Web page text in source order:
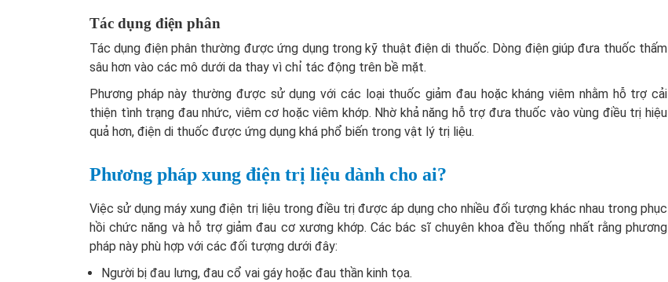
Tác dụng điện phân
Tác dụng điện phân thường được ứng dụng trong kỹ thuật điện di thuốc. Dòng điện giúp đưa thuốc thấm
sâu hơn vào các mô dưới da thay vì chỉ tác động trên bề mặt.
Phương pháp này thường được sử dụng với các loại thuốc giảm đau hoặc kháng viêm nhằm hỗ trợ cải
thiện tình trạng đau nhức, viêm cơ hoặc viêm khớp. Nhờ khả năng hỗ trợ đưa thuốc vào vùng điều trị hiệu
quả hơn, điện di thuốc được ứng dụng khá phổ biến trong vật lý trị liệu.
Phương pháp xung điện trị liệu dành cho ai?
Việc sử dụng máy xung điện trị liệu trong điều trị được áp dụng cho nhiều đối tượng khác nhau trong phục
hồi chức năng và hỗ trợ giảm đau cơ xương khớp. Các bác sĩ chuyên khoa đều thống nhất rằng phương
pháp này phù hợp với các đối tượng dưới đây:
Người bị đau lưng, đau cổ vai gáy hoặc đau thần kinh tọa.